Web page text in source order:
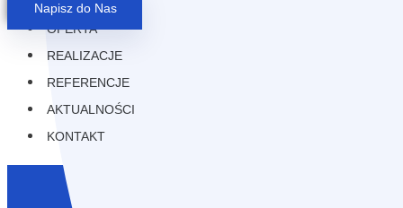
OFERTA
REALIZACJE
REFERENCJE
AKTUALNOŚCI
KONTAKT
Napisz do Nas